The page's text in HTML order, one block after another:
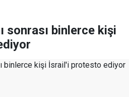
sonrası binlerce kişi